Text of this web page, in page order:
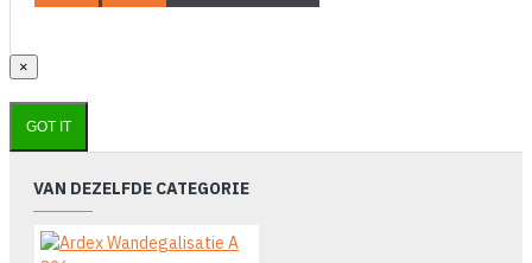
×
GOT IT
VAN DEZELFDE CATEGORIE